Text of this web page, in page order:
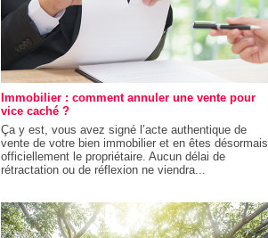
Immobilier : comment annuler une vente pour
vice caché ?
Ça y est, vous avez signé l’acte authentique de
vente de votre bien immobilier et en êtes désormais
officiellement le propriétaire. Aucun délai de
rétractation ou de réflexion ne viendra...